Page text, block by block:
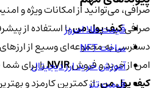
صرافی، می‌توانید از امکانات ویژه و
صرافیکیف پول منبا استفاده از
دسترسی به مجموعه‌ای وسیع از ارزهای
امن از خرید و فروشNVIRرا برای شما
کیف پول من، از کمترین کارمزد و
قیمت طلا امروز
ساخت NFT
آموزش خرید ارز دیجیتال
قیمت تتر